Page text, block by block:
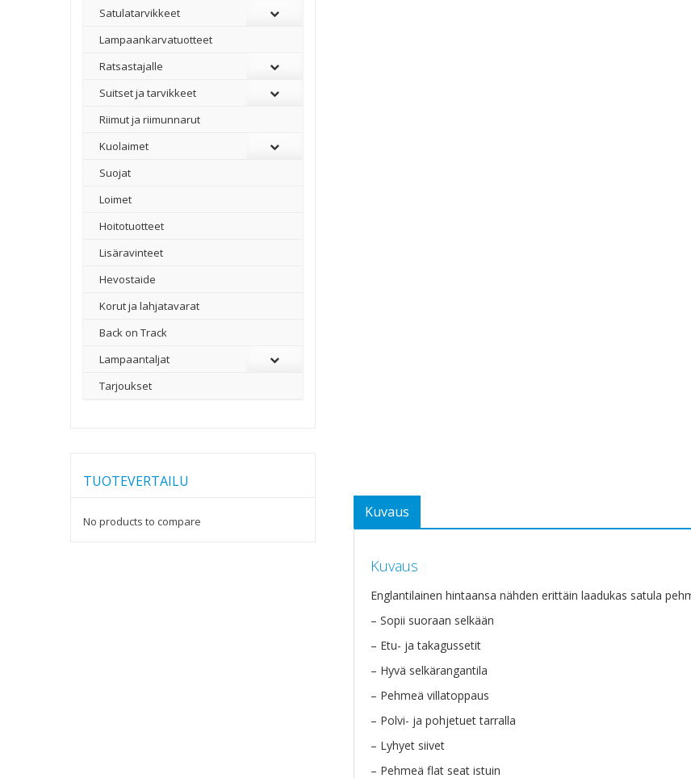
Kuvaus
Kuvaus
Englantilainen hintaansa nähden erittäin laadukas satula
– Sopii suoraan selkään
– Etu- ja takagussetit
– Hyvä selkärangantila
– Pehmeä villatoppaus
– Polvi- ja pohjetuet tarralla
– Lyhyet siivet
– Pehmeä flat seat istuin
Satulatarvikkeet
–
Lampaankarvatuotteet
Ratsastajalle
Suitset ja tarvikkeet
Riimut ja riimunnarut
Kuolaimet
Suojat
Loimet
Hoitotuotteet
Lisäravinteet
Hevostaide
Korut ja lahjatavarat
Back on Track
Lampaantaljat
Tarjoukset
TUOTEVERTAILU
No products to compare